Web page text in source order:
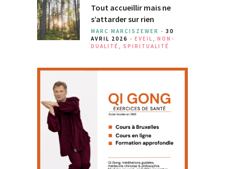
Tout accueillir mais ne
s’attarder sur rien
MARC MARCISZEWER - 30
AVRIL 2026 - EVEIL , NON-
DUALITÉ , SPIRITUALITÉ